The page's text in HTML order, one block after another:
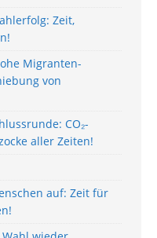
Zeit,
Migranten-
von
CO₂-
aller Zeiten!
auf: Zeit für